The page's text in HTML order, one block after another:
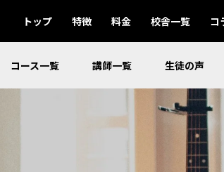
トップ 特徴 料金 校舎一覧 コ
コース一覧 講師一覧 生徒の声